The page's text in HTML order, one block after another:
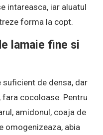
intareasca, iar aluatul
forma la copt.
lamaie fine si
suficient de densa, dar
cocoloase. Pentru
amidonul, coaja de
omogenizeaza, abia